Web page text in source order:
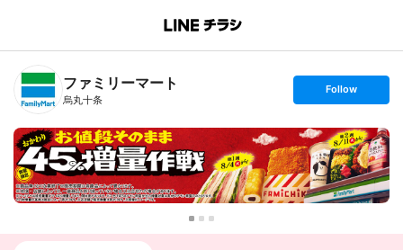
B
n
T
ファミリーマート
烏丸十条
s
t
o
l
l
o
w
Follow